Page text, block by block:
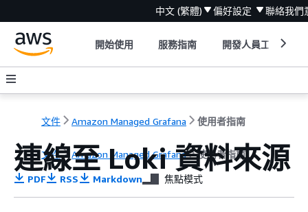
中文 (繁體) 偏好設定 聯絡我們
開始使用 服務指南 開發人員工具
文件 Amazon Managed Grafana 使用者指南
文件 Amazon Managed Grafana 使用者指南
連線至 Loki 資料來源
PDF RSS Markdown 焦點模式